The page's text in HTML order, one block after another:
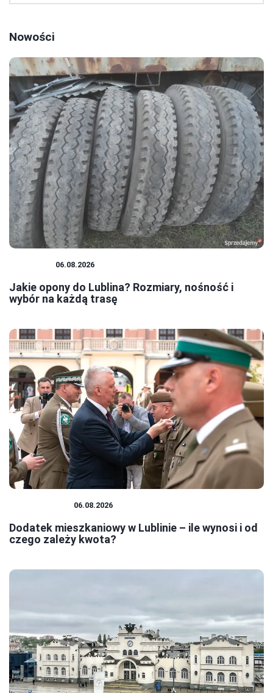
Nowości
06.08.2026
Jakie opony do Lublina? Rozmiary, nośność i
wybór na każdą trasę
06.08.2026
Dodatek mieszkaniowy w Lublinie – ile wynosi i od
czego zależy kwota?